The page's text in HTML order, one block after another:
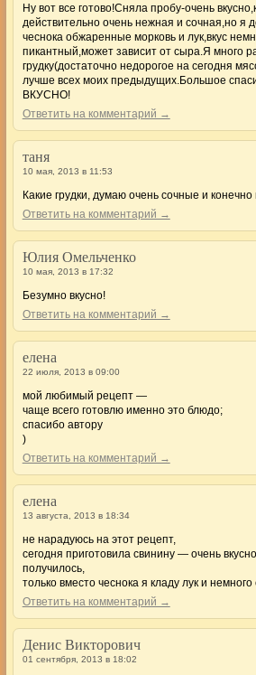
Ну вот все готово!Сняла пробу-очень
действительно очень нежная и сочная,но я
чеснока обжаренные морковь и лук,вкус
пикантный,может зависит от сыра.Я много
грудку(достаточно недорогое на сегодня
лучше всех моих предыдущих.Большое
ВКУСНО!
Ответить на комментарий →
таня
10 мая, 2013 в 11:53
Какие грудки, думаю очень сочные и конечно
Ответить на комментарий →
Юлия Омельченко
10 мая, 2013 в 17:32
Безумно вкусно!
Ответить на комментарий →
елена
22 июля, 2013 в 09:00
мой любимый рецепт —
чаще всего готовлю именно это блюдо;
спасибо автору
)
Ответить на комментарий →
елена
13 августа, 2013 в 18:34
не нарадуюсь на этот рецепт,
сегодня приготовила свинину — очень
получилось,
только вместо чеснока я кладу лук и немного
Ответить на комментарий →
Денис Викторович
01 сентября, 2013 в 18:02